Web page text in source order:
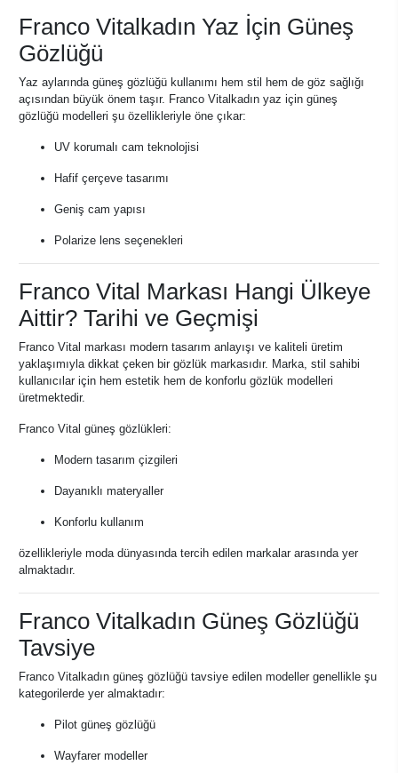
Franco Vitalkadın Yaz İçin Güneş
Gözlüğü
Yaz aylarında güneş gözlüğü kullanımı hem stil hem de göz sağlığı
açısından büyük önem taşır. Franco Vitalkadın yaz için güneş
gözlüğü modelleri şu özellikleriyle öne çıkar:
UV korumalı cam teknolojisi
Hafif çerçeve tasarımı
Geniş cam yapısı
Polarize lens seçenekleri
Franco Vital Markası Hangi Ülkeye
Aittir? Tarihi ve Geçmişi
Franco Vital markası modern tasarım anlayışı ve kaliteli üretim
yaklaşımıyla dikkat çeken bir gözlük markasıdır. Marka, stil sahibi
kullanıcılar için hem estetik hem de konforlu gözlük modelleri
üretmektedir.
Franco Vital güneş gözlükleri:
Modern tasarım çizgileri
Dayanıklı materyaller
Konforlu kullanım
özellikleriyle moda dünyasında tercih edilen markalar arasında yer
almaktadır.
Franco Vitalkadın Güneş Gözlüğü
Tavsiye
Franco Vitalkadın güneş gözlüğü tavsiye edilen modeller genellikle şu
kategorilerde yer almaktadır:
Pilot güneş gözlüğü
Wayfarer modeller